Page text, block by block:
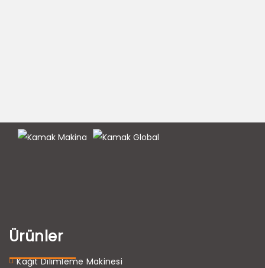
Ürünler
Kağıt Dilimleme Makinesi